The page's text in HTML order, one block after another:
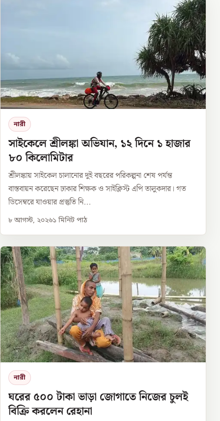
নারী
সাইকেলে শ্রীলঙ্কা অভিযান, ১২ দিনে ১ হাজার
৮০ কিলোমিটার
শ্রীলঙ্কায় সাইকেল চালানোর দুই বছরের পরিকল্পনা শেষ পর্যন্ত
বাস্তবায়ন করেছেন ঢাকার শিক্ষক ও সাইক্লিস্ট এপি তালুকদার। গত
ডিসেম্বরে যাওয়ার প্রস্তুতি নি...
৮ আগস্ট, ২০২৬১ মিনিট পাঠ
নারী
ঘরের ৫০০ টাকা ভাড়া জোগাতে নিজের চুলই
বিক্রি করলেন রেহানা